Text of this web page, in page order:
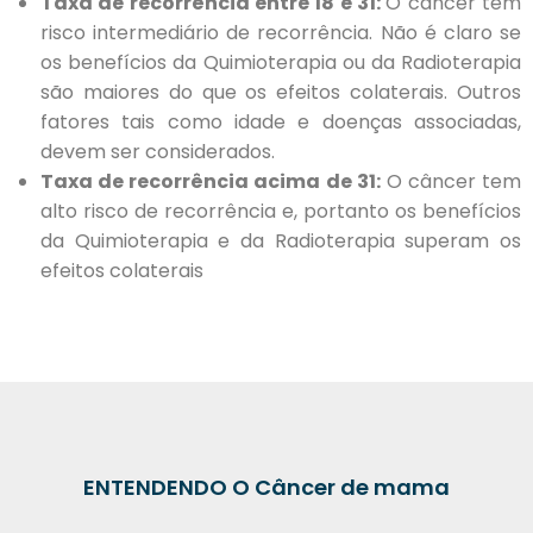
risco intermediário de recorrência. Não é claro se
os benefícios da Quimioterapia ou da Radioterapia
são maiores do que os efeitos colaterais. Outros
fatores tais como idade e doenças associadas,
devem ser considerados.
Taxa de recorrência acima de 31:O câncer tem
alto risco de recorrência e, portanto os benefícios
da Quimioterapia e da Radioterapia superam os
efeitos colaterais
ENTENDENDO O Câncer de mama